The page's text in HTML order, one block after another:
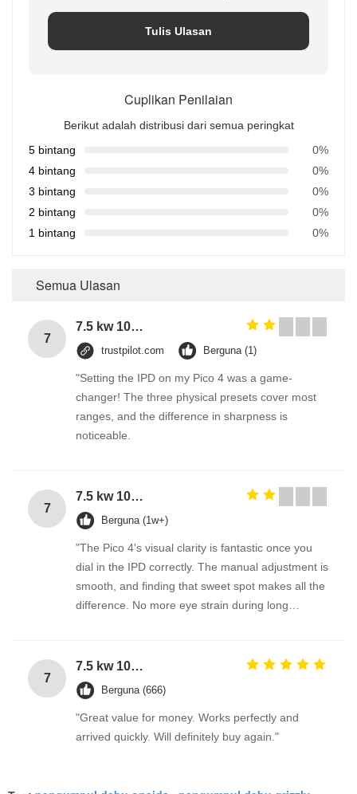
Tulis Ulasan
Cuplikan Penilaian
Berikut adalah distribusi dari semua peringkat
5 bintang
0%
4 bintang
0%
3 bintang
0%
2 bintang
0%
1 bintang
0%
Semua Ulasan
7
7.5 kw 10 hp 3 phase electric motor with aluminium housing
trustpilot.com Berguna (1)
"Setting the IPD on my Pico 4 was a game-
changer! The three physical presets cover most
ranges, and the difference in sharpness is
noticeable.
7
7.5 kw 10 hp 3 phase electric motor with aluminium housing
Berguna (1w+)
"The Pico 4's visual clarity is fantastic once you
dial in the IPD correctly. The manual adjustment is
smooth, and finding that sweet spot makes all the
difference. No more eye strain during long
fantastic once you dial in the IPD correctly. The
manual adjustment is smooth, and finding that
sweet spot makes all the difference. No more eye
strain during long sessions. Highly recommend
taking the time to set it up properly!""The Pico 4's
7
7.5 kw 10 hp 3 phase electric motor with aluminium housing
Berguna (666)
"Great value for money. Works perfectly and
arrived quickly. Will definitely buy again."